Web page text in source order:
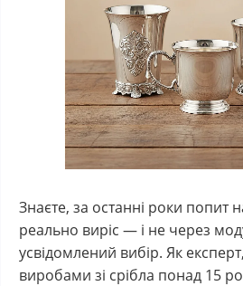
Знаєте, за останні роки попит
реально виріс — і не через
усвідомлений вибір. Як
виробами зі срібла понад 15